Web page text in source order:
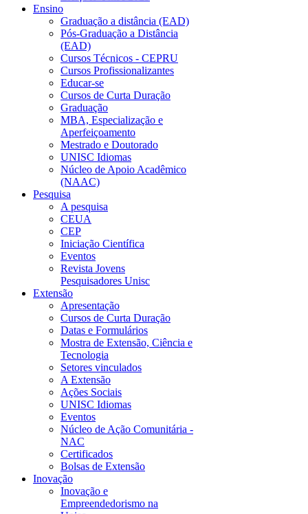
Ensino
Graduação a distância (EAD)
Pós-Graduação a Distância
(EAD)
Cursos Técnicos - CEPRU
Cursos Profissionalizantes
Educar-se
Cursos de Curta Duração
Graduação
MBA, Especialização e
Aperfeiçoamento
Mestrado e Doutorado
UNISC Idiomas
Núcleo de Apoio Acadêmico
(NAAC)
Pesquisa
A pesquisa
CEUA
CEP
Iniciação Científica
Eventos
Revista Jovens
Pesquisadores Unisc
Extensão
Apresentação
Cursos de Curta Duração
Datas e Formulários
Mostra de Extensão, Ciência e
Tecnologia
Setores vinculados
A Extensão
Ações Sociais
UNISC Idiomas
Eventos
Núcleo de Ação Comunitária -
NAC
Certificados
Bolsas de Extensão
Inovação
Inovação e
Empreendedorismo na